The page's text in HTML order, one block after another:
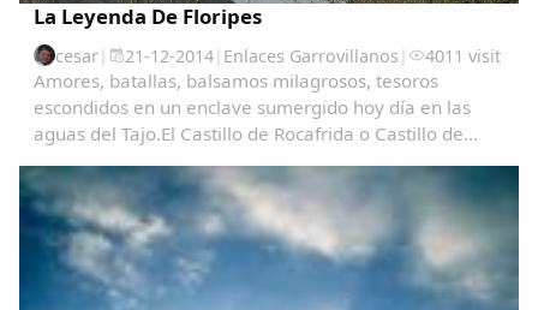
La Leyenda De Floripes
cesar| 21-12-2014| Enlaces Garrovillanos | 4011 visit
Amores, batallas, balsamos milagrosos, tesoros
escondidos en un enclave sumergido hoy día en las
aguas del Tajo.El Castillo de Rocafrida o Castillo de
sobre los restos de otra romana anterior...